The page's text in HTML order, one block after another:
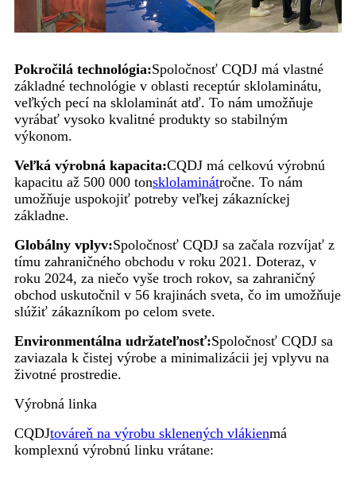
Pokročilá technológia:Spoločnosť CQDJ má vlastné
základné technológie v oblasti receptúr sklolaminátu,
veľkých pecí na sklolaminát atď. To nám umožňuje
vyrábať vysoko kvalitné produkty so stabilným
výkonom.
Veľká výrobná kapacita:CQDJ má celkovú výrobnú
kapacitu až 500 000 tonsklolaminátročne. To nám
umožňuje uspokojiť potreby veľkej zákazníckej
základne.
Globálny vplyv:Spoločnosť CQDJ sa začala rozvíjať z
tímu zahraničného obchodu v roku 2021. Doteraz, v
roku 2024, za niečo vyše troch rokov, sa zahraničný
obchod uskutočnil v 56 krajinách sveta, čo im umožňuje
slúžiť zákazníkom po celom svete.
Environmentálna udržateľnosť:Spoločnosť CQDJ sa
zaviazala k čistej výrobe a minimalizácii jej vplyvu na
životné prostredie.
Výrobná linka
CQDJtováreň na výrobu sklenených vlákienmá
komplexnú výrobnú linku vrátane: